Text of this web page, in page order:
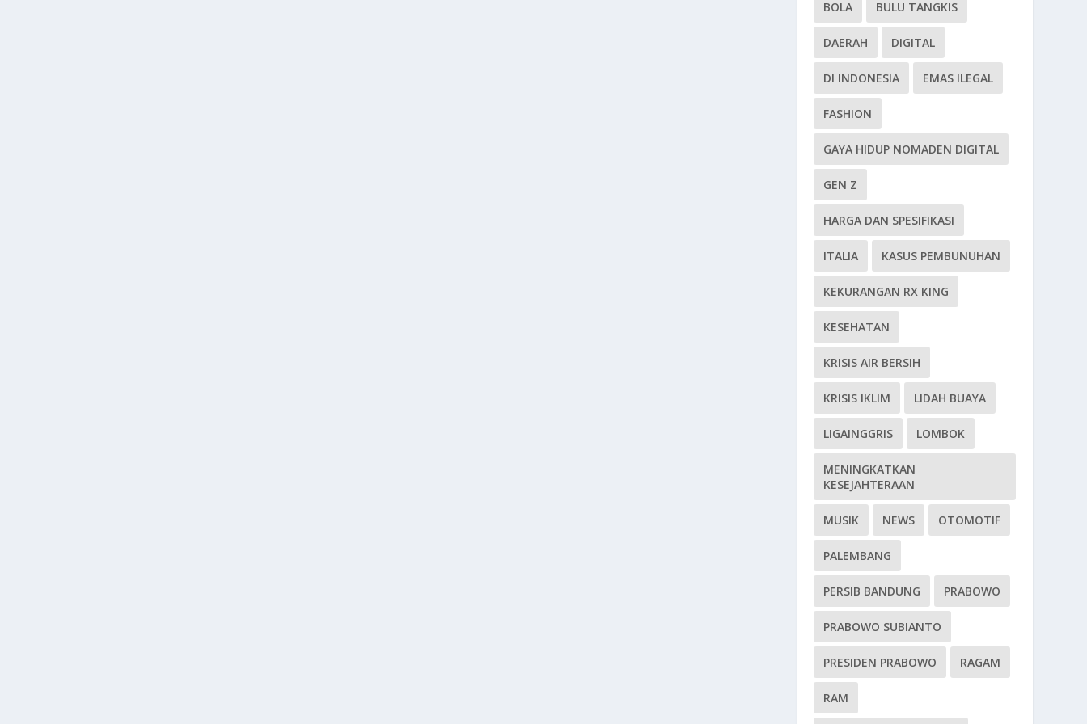
BOLA BULU TANGKIS
DAERAH DIGITAL
DI INDONESIA EMAS ILEGAL
FASHION
GAYA HIDUP NOMADEN DIGITAL
GEN Z
HARGA DAN SPESIFIKASI
ITALIA KASUS PEMBUNUHAN
KEKURANGAN RX KING
KESEHATAN
KRISIS AIR BERSIH
KRISIS IKLIM LIDAH BUAYA
LIGAINGGRIS LOMBOK
MENINGKATKAN
KESEJAHTERAAN
MUSIK NEWS OTOMOTIF
PALEMBANG
PERSIB BANDUNG PRABOWO
PRABOWO SUBIANTO
PRESIDEN PRABOWO RAGAM
RAM